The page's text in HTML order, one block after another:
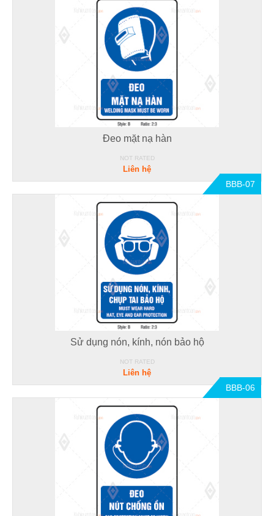
Đeo mặt nạ hàn
NOT RATED
Liên hệ
BBB-07
Sử dụng nón, kính, nón bảo hộ
NOT RATED
Liên hệ
BBB-06